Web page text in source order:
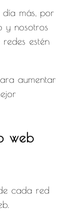
día más, por
y nosotros
estén
aumentar
web
cada red